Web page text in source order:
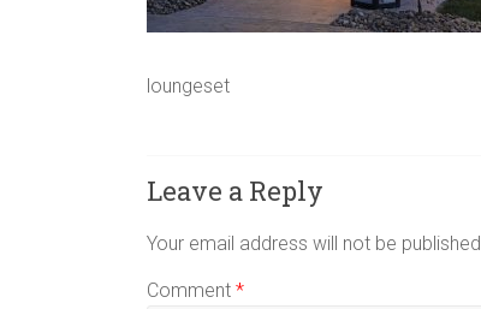
loungeset
Leave a Reply
Your email address will not be published.
Comment *